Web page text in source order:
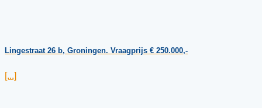
Lingestraat 26 b, Groningen. Vraagprijs € 250.000,-
[...]